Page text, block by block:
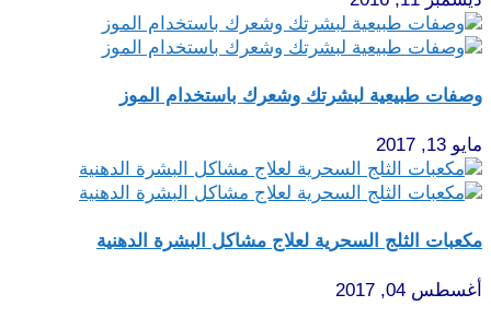
وصفات طبيعية لبشرتك وشعرك باستخدام الموز
مايو 13, 2017
مكعبات الثلج السحرية لعلاج مشاكل البشرة الدهنية
أغسطس 04, 2017